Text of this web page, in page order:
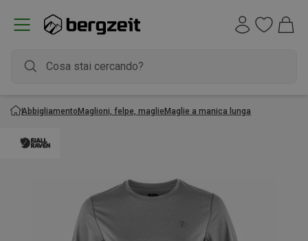
AbbigliamentoMaglioni, felpe, maglieMaglie a manica lunga